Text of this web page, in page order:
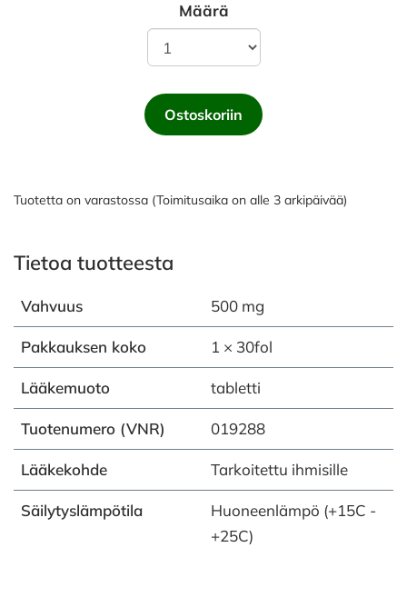
Määrä
Ostoskoriin
Tuotetta on varastossa (Toimitusaika on alle 3 arkipäivää)
Tietoa tuotteesta
Vahvuus 500 mg
Pakkauksen koko 1 × 30fol
Lääkemuoto tabletti
Tuotenumero (VNR) 019288
Lääkekohde Tarkoitettu ihmisille
Säilytyslämpötila
Huoneenlämpö (+15C -
+25C)